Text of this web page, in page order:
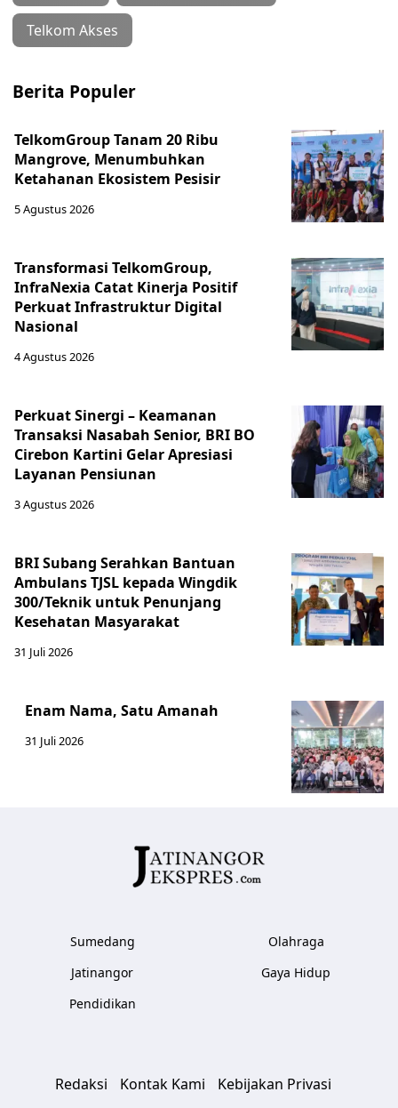
Telkom Akses
Berita Populer
TelkomGroup Tanam 20 Ribu
Mangrove, Menumbuhkan
Ketahanan Ekosistem Pesisir
5 Agustus 2026
Transformasi TelkomGroup,
InfraNexia Catat Kinerja Positif
Perkuat Infrastruktur Digital
Nasional
4 Agustus 2026
Perkuat Sinergi – Keamanan
Transaksi Nasabah Senior, BRI BO
Cirebon Kartini Gelar Apresiasi
Layanan Pensiunan
3 Agustus 2026
BRI Subang Serahkan Bantuan
Ambulans TJSL kepada Wingdik
300/Teknik untuk Penunjang
Kesehatan Masyarakat ​
31 Juli 2026
Enam Nama, Satu Amanah
31 Juli 2026
Sumedang
Jatinangor
Pendidikan
Olahraga
Gaya Hidup
Redaksi Kontak Kami
Kebijakan Privasi